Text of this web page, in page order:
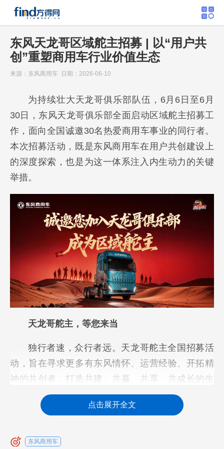
东风天龙哥区域舵主招募 | 以“用户共
创”重塑商用车行业价值生态
来源：东风商用车 日期：2026-06-10
为持续壮大天龙哥俱乐部队伍，6月6日至6月
30日，东风天龙哥俱乐部全面启动区域舵主招募工
作，面向全国诚邀30名热爱商用车事业的同行者。
本次招募活动，既是东风商用车在用户共创建设上
的深度探索，也是为这一体系注入内生动力的关键
举措。
天龙哥舵主，等您来当
独行者速，众行者远。天龙哥舵主全国招募活
动，旨在寻求更多有东风情怀、运营经验、开拓精
神的共创者，打造共建、共赢、共享、共成长的生
如果您是东风商用车的忠实用户，认同东风品
牌及俱乐部理念，并且拥有固定实体经营业态，熟
点击展开全文
东风商用车